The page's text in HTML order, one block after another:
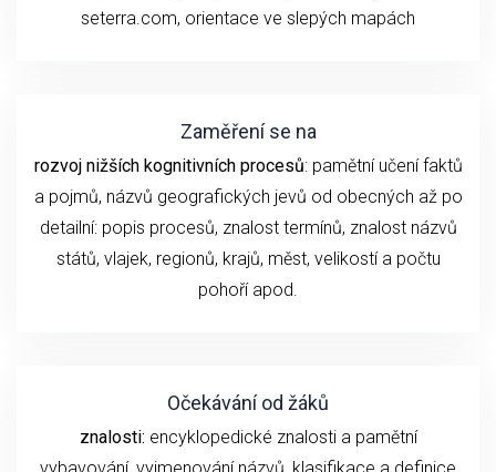
seterra.com, orientace ve slepých mapách
Zaměření se na
rozvoj nižších kognitivních procesů: pamětní učení faktů
a pojmů, názvů geografických jevů od obecných až po
detailní: popis procesů, znalost termínů, znalost názvů
států, vlajek, regionů, krajů, měst, velikostí a počtu
pohoří apod.
Očekávání od žáků
znalosti: encyklopedické znalosti a pamětní